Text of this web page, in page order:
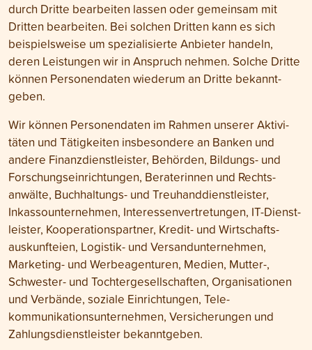
durch Dritte bearbeiten lassen oder gemeinsam mit
Dritten bearbeiten. Bei solchen Dritten kann es sich
beispielsweise um speziali­sierte Anbieter handeln,
deren Leistungen wir in Anspruch nehmen. Solche Dritte
können Personen­daten wiederum an Dritte bekannt­
geben.
Wir können Personen­daten im Rahmen unserer Aktivi­
täten und Tätig­keiten insbesondere an Banken und
andere Finanz­dienstleister, Behörden, Bildungs- und
Forschungs­einrichtungen, Berater­innen und Rechts­
anwälte, Buch­haltungs- und Treu­hand­dienst­leister,
Inkasso­unter­nehmen, Interessen­vertretungen, IT-Dienst­
leister, Kooperations­partner, Kredit- und Wirt­schafts­
auskunfteien, Logistik- und Ver­sand­unter­nehmen,
Marketing- und Werbe­agenturen, Medien, Mutter-,
Schwester- und Tochter­gesell­schaften, Organi­sationen
und Verbände, soziale Ein­richtungen, Tele­
kommunikations­unternehmen, Ver­sicherungen und
Zahlungs­dienst­leister bekannt­geben.